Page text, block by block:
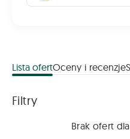
Lista ofertOceny i recenzje
Filtry
Brak ofert